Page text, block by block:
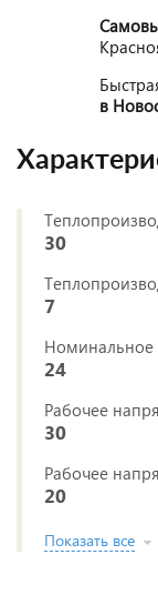
в
30
7
Номинальное
24
Рабочее
30
Рабочее
20
Показать все